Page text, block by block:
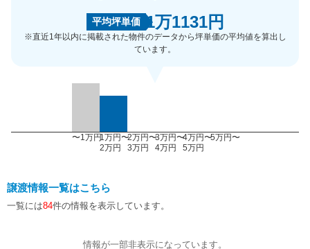
平均坪単価 1万1131円
※直近1年以内に掲載された物件のデータから坪単価の平均値を算出し
ています。
〜1万円1万円〜
2万円
2万円〜
3万円
3万円〜
4万円
4万円〜
5万円
5万円〜
譲渡情報一覧はこちら
一覧には84件の情報を表示しています。
情報が一部非表示になっています。